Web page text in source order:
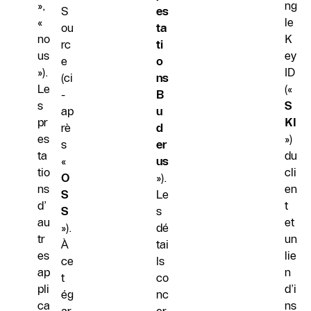
»,
«
no
us
»).
Le
s
pr
es
ta
tio
ns
d’
au
tr
es
ap
pli
ca
S
ou
rc
e
(ci
-
ap
rè
s
«
O
S
S
»).
À
ce
t
ég
es
ta
ti
o
ns
B
u
d
er
us
»).
Le
s
dé
tai
ls
co
nc
ng
le
K
ey
ID
(«
S
KI
»)
du
cli
en
t
et
un
lie
n
d’i
ns